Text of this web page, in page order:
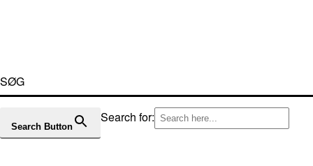
SØG
Search for:
Search Button